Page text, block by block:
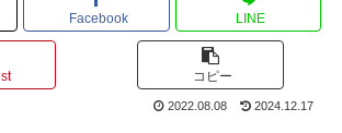
Facebook LINE
コピー
2022.08.08 2024.12.17